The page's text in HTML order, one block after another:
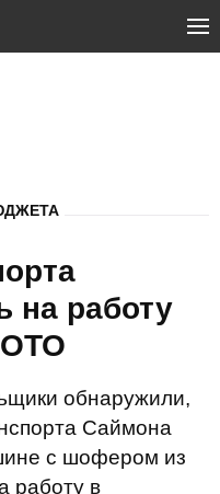
на работу
обнаружили,
Саймона
с шофером из
работу в